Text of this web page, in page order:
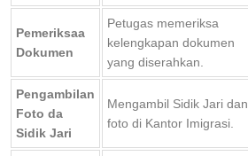
Pemeriksaa
Dokumen
Petugas memeriksa
kelengkapan dokumen
yang diserahkan.
Pengambilan
Foto da
Sidik Jari
Mengambil Sidik Jari dan
foto di Kantor Imigrasi.